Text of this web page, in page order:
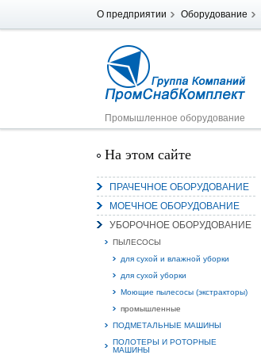
О предприятии Оборудование
Промышленное оборудование
На этом сайте
ПРАЧЕЧНОЕ ОБОРУДОВАНИЕ
МОЕЧНОЕ ОБОРУДОВАНИЕ
УБОРОЧНОЕ ОБОРУДОВАНИЕ
ПЫЛЕСОСЫ
для сухой и влажной уборки
для сухой уборки
Моющие пылесосы (экстракторы)
промышленные
ПОДМЕТАЛЬНЫЕ МАШИНЫ
ПОЛОТЕРЫ И РОТОРНЫЕ
МАШИНЫ